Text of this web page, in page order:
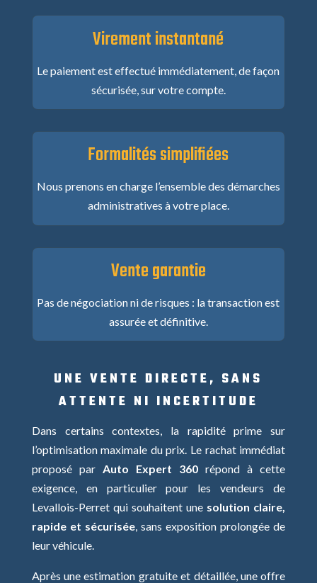
Virement instantané
Le paiement est effectué immédiatement, de façon
sécurisée, sur votre compte.
Formalités simplifiées
Nous prenons en charge l’ensemble des démarches
administratives à votre place.
Vente garantie
Pas de négociation ni de risques : la transaction est
assurée et définitive.
UNE VENTE DIRECTE, SANS
ATTENTE NI INCERTITUDE
Dans certains contextes, la rapidité prime sur
l’optimisation maximale du prix. Le rachat immédiat
proposé par Auto Expert 360 répond à cette
exigence, en particulier pour les vendeurs de
Levallois-Perret qui souhaitent une solution claire,
rapide et sécurisée, sans exposition prolongée de
leur véhicule.
Après une estimation gratuite et détaillée, une offre